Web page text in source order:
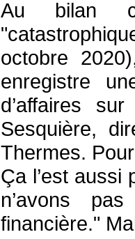
Au bilan
octobre
enregistre
d’affaires
Sesquière,
Thermes.
Ça l’est aussi
n’avons
financière."